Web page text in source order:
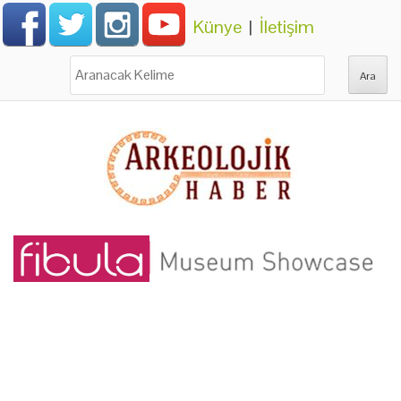
Künye | İletişim